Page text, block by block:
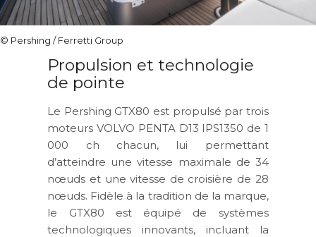
© Pershing / Ferretti Group
Propulsion et technologie
de pointe
Le Pershing GTX80 est propulsé par trois
moteurs VOLVO PENTA D13 IPS1350 de 1
000 ch chacun, lui permettant
d’atteindre une vitesse maximale de 34
nœuds et une vitesse de croisière de 28
nœuds. Fidèle à la tradition de la marque,
le GTX80 est équipé de systèmes
technologiques innovants, incluant la